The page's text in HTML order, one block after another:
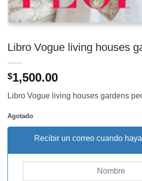
Libro Vogue living houses
$1,500.00
Libro Vogue living houses gardens
Agotado
Recibir un correo cuando